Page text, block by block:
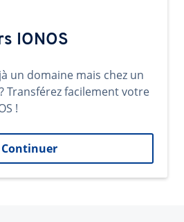
IONOS
un domaine mais chez un
Transférez facilement votre
!
Continuer